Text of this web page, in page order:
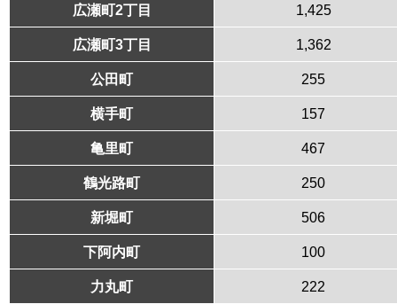
広瀬町2丁目 1,425
広瀬町3丁目 1,362
公田町 255
横手町 157
亀里町 467
鶴光路町 250
新堀町 506
下阿内町 100
力丸町 222